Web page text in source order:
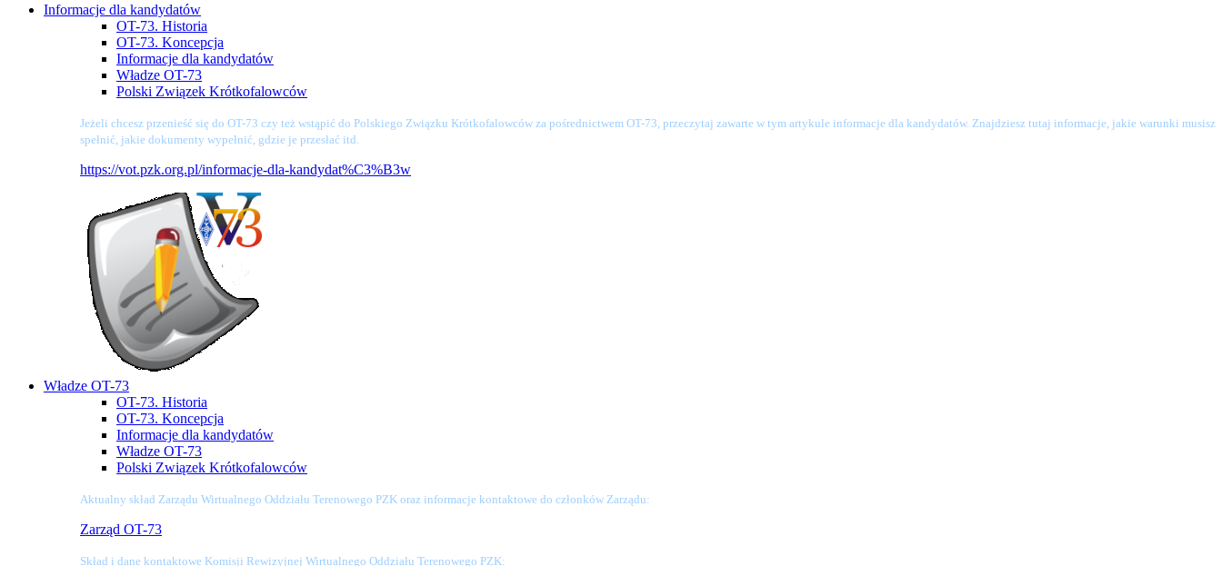
Informacje dla kandydatów
OT-73. Historia
OT-73. Koncepcja
Informacje dla kandydatów
Władze OT-73
Polski Związek Krótkofalowców
Jeżeli chcesz przenieść się do OT-73 czy też wstąpić do Polskiego Związku Krótkofalowców za pośrednictwem OT-73, przeczytaj zawarte w tym artykule informacje dla kandydatów. Znajdziesz tutaj informacje, jakie warunki musisz
spełnić, jakie dokumenty wypełnić, gdzie je przesłać itd.
https://vot.pzk.org.pl/informacje-dla-kandydat%C3%B3w
Władze OT-73
OT-73. Historia
OT-73. Koncepcja
Informacje dla kandydatów
Władze OT-73
Polski Związek Krótkofalowców
Aktualny skład Zarządu Wirtualnego Oddziału Terenowego PZK oraz informacje kontaktowe do członków Zarządu:
Zarząd OT-73
Skład i dane kontaktowe Komisji Rewizyjnej Wirtualnego Oddziału Terenowego PZK: